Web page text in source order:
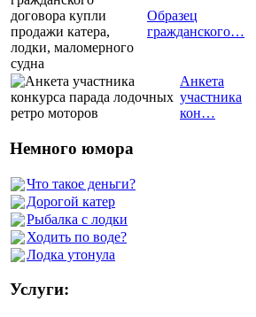
Образец
гражданского…
Анкета
участника
кон…
Немного юмора
Что такое деньги?
Дорогой катер
Рыбалка с лодки
Ходить по воде?
Лодка утонула
Услуги: